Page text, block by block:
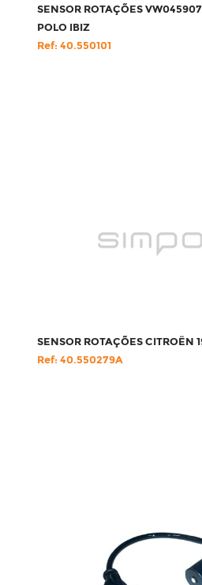
SENSOR ROTAÇÕES
POLO IBIZ
Ref: 40.550101
SENSOR ROTAÇÕES CITROËN
Ref: 40.550279A